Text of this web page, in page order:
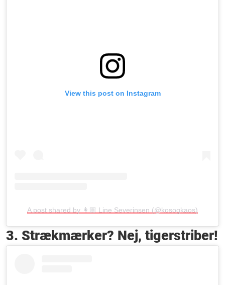
View this post on Instagram
A post shared by 👩🏼 Line Severinsen (@kosogkaos)
3. Strækmærker? Nej, tigerstriber!